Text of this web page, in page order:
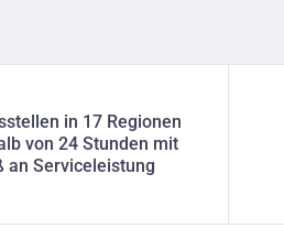
in 17 Regionen
von 24 Stunden mit
an Serviceleistung